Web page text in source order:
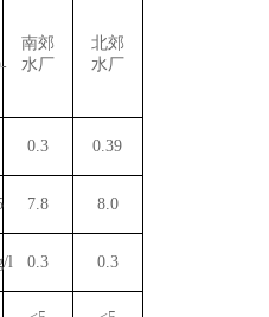
南郊
水厂
北郊
水厂
0.3 0.39
7.8 8.0
l 0.3 0.3